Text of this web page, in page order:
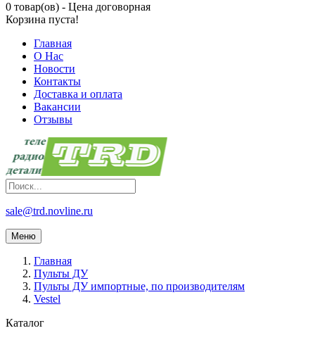
0 товар(ов) - Цена договорная
Корзина пуста!
Главная
О Нас
Новости
Контакты
Доставка и оплата
Вакансии
Отзывы
sale@trd.novline.ru
Меню
Главная
Пульты ДУ
Пульты ДУ импортные, по производителям
Vestel
Каталог